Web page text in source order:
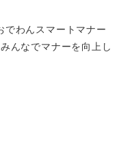
わんスマートマナー
んなでマナーを向上し